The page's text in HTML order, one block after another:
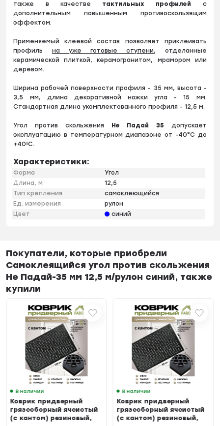
также в качестве тактильных профилей с
дополнительным повышенным противоскользящим
эффектом.
Применяемый клеевой состав позволяет приклеивать
профиль на уже готовые ступени, отделанные
керамической плиткой, керамогранитом, мрамором или
деревом.
Ширина рабочей поверхности профиля - 35 мм, высота -
3,5 мм, длина декоративной ножки угла - 15 мм.
Стандартная длина укомплектованного профиля - 12,5 м.
Угол против скольжения Не Падай 35 допускает
эксплуатацию в температурном диапазоне от -40°С до
+40ºС.
Характеристики:
Форма
Угол
Длина, м
12,5
Тип крепления
самоклеющийся
Ед. измерения
рулон
Цвет
синий
Покупатели, которые приобрели
Самоклеящийся угол против скольжения
Не Падай-35 мм 12,5 м/рулон синий, также
купили
В наличии
Коврик придверный
грязесборный ячеистый
(с кантом) резиновый,
В наличии
Коврик придверный
грязесборный ячеистый
(с кантом) резиновый,